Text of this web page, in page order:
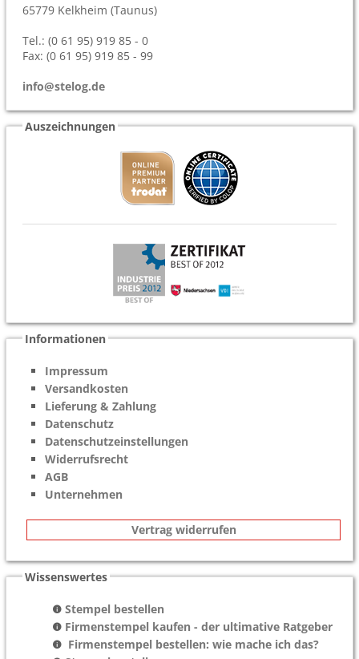
65779 Kelkheim (Taunus)
Tel.: (0 61 95) 919 85 - 0
Fax: (0 61 95) 919 85 - 99
info@stelog.de
Auszeichnungen
Informationen
Impressum
Versandkosten
Lieferung & Zahlung
Datenschutz
Datenschutzeinstellungen
Widerrufsrecht
AGB
Unternehmen
Vertrag widerrufen
Wissenswertes
Stempel bestellen
Firmenstempel kaufen - der ultimative Ratgeber
Firmenstempel bestellen: wie mache ich das?